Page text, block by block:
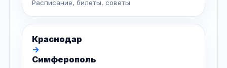
Расписание, билеты, советы
Краснодар
→
Симферополь